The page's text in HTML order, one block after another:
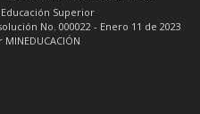
Superior
No. 000022 - Enero 11 de 2023